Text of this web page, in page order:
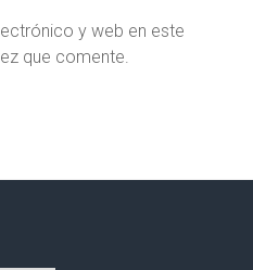
y web en este
que comente.